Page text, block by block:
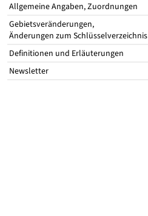
Allgemeine Angaben, Zuordnungen
Gebietsveränderungen,
Änderungen zum Schlüsselverzeichnis
Definitionen und Erläuterungen
Newsletter